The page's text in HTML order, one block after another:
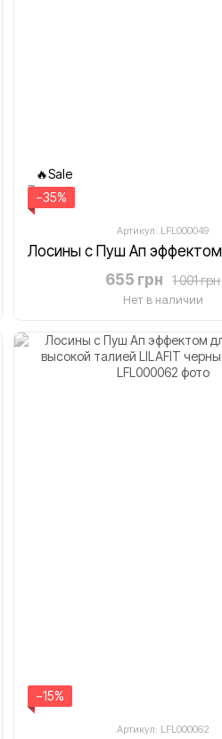
🔥Sale
−35%
Артикул: LFL000049
1 001 грн
655 грн
Нет в наличии
−15%
Артикул: LFL000062